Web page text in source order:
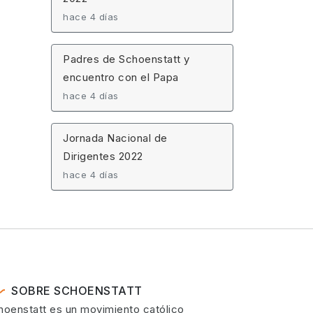
hace 4 días
Padres de Schoenstatt y
encuentro con el Papa
hace 4 días
Jornada Nacional de
Dirigentes 2022
hace 4 días
SOBRE SCHOENSTATT
es un movimiento católico